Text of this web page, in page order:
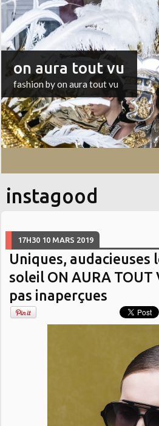
on aura tout vu
fashion by on aura tout vu
instagood
17H30 10 MARS 2019
Uniques, audacieuses
soleil ON AURA TOUT
pas inaperçues